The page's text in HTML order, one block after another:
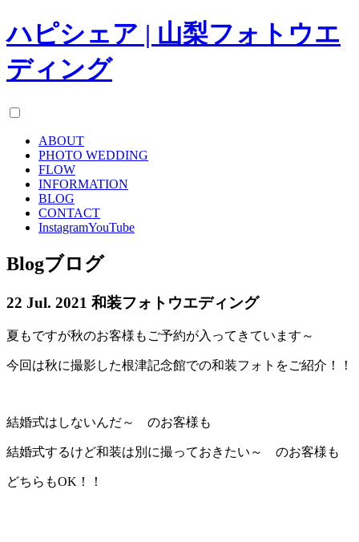
ハピシェア | 山梨フォトウエ
ディング
ABOUT
PHOTO WEDDING
FLOW
INFORMATION
BLOG
CONTACT
InstagramYouTube
Blogブログ
22 Jul. 2021 和装フォトウエディング
夏もですが秋のお客様もご予約が入ってきています～
今回は秋に撮影した根津記念館での和装フォトをご紹介！！
結婚式はしないんだ～ のお客様も
結婚式するけど和装は別に撮っておきたい～ のお客様も
どちらもOK！！